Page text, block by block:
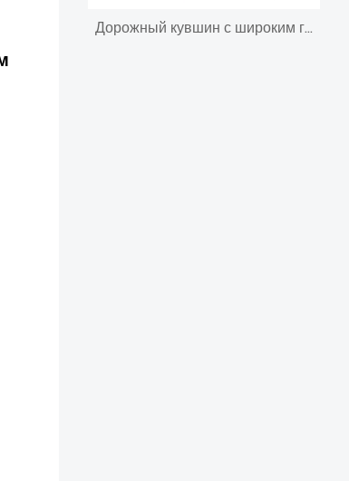
Дорожный кувшин с широким горлом, термос из нержавеющей стали, бутылка для воды, двойная теплая вакуумная чашка с кружкой для воды